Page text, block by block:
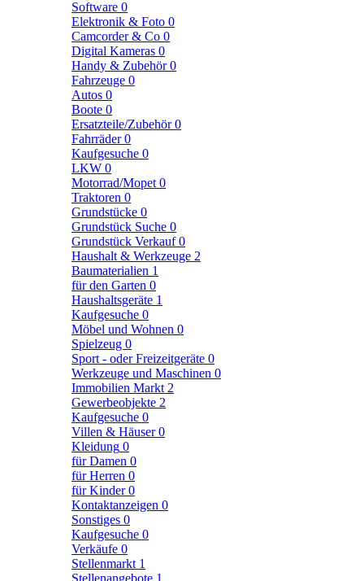
Software 0
Elektronik & Foto 0
Camcorder & Co 0
Digital Kameras 0
Handy & Zubehör0
Fahrzeuge 0
Autos 0
Boote 0
Ersatzteile/Zubehör0
Fahrräder0
Kaufgesuche 0
LKW 0
Motorrad/Mopet 0
Traktoren 0
Grundstücke 0
Grundstück Suche 0
Grundstück Verkauf0
Haushalt & Werkzeuge 2
Baumaterialien 1
für den Garten 0
Haushaltsgeräte 1
Kaufgesuche 0
Möbel und Wohnen 0
Spielzeug 0
Sport - oder Freizeitgeräte 0
Werkzeuge und Maschinen 0
Immobilien Markt 2
Gewerbeobjekte 2
Kaufgesuche 0
Villen & Häuser0
Kleidung 0
für Damen 0
für Herren 0
für Kinder0
Kontaktanzeigen 0
Sonstiges 0
Kaufgesuche 0
Verkäufe 0
Stellenmarkt 1
Stellenangebote 1